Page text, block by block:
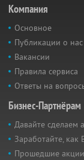
Компания
Основное
Публикации о нас
Вакансии
Правила сервиса
Ответы на
Бизнес-Партнёрам
Давайте сделаем
Заработайте, как
Прошедшие акции